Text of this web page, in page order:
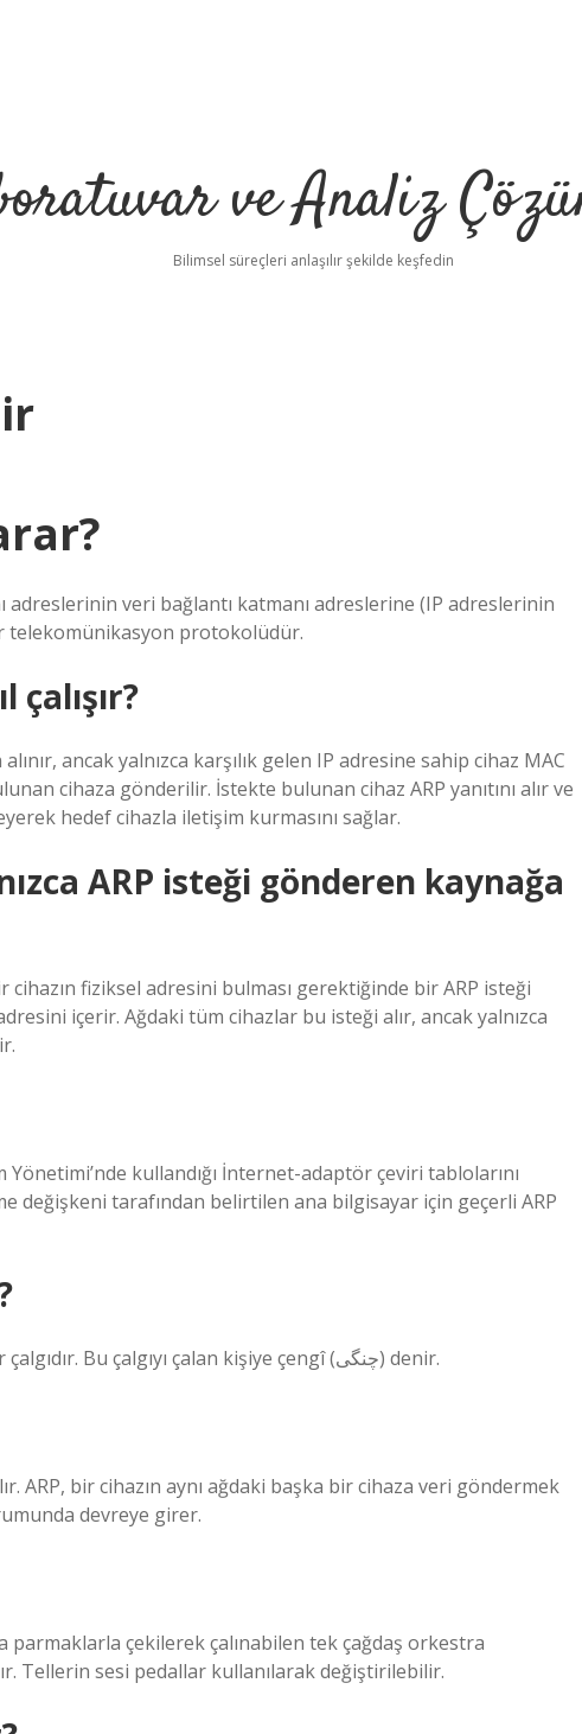
ve Analiz
Bilimsel süreçleri anlaşılır şekilde keşfedin
adreslerinin veri bağlantı katmanı adreslerine (IP adreslerinin
telekomünikasyon protokolüdür.
ancak yalnızca karşılık gelen IP adresine sahip cihaz MAC
cihaza gönderilir. İstekte bulunan cihaz ARP yanıtını alır ve
hedef cihazla iletişim kurmasını sağlar.
ARP isteği gönderen kaynağa
cihazın fiziksel adresini bulması gerektiğinde bir ARP isteği
içerir. Ağdaki tüm cihazlar bu isteği alır, ancak yalnızca
kullandığı İnternet-adaptör çeviri tablolarını
tarafından belirtilen ana bilgisayar için geçerli ARP
Çeng (Farsça: ﭼﻨﮓ; çeng), arp ailesinden telli bir çalgıdır. Bu çalgıyı çalan kişiye çengî (ﭼﻨﮕﻰ) denir.
ARP, bir cihazın aynı ağdaki başka bir cihaza veri göndermek
devreye girer.
parmaklarla çekilerek çalınabilen tek çağdaş orkestra
Tellerin sesi pedallar kullanılarak değiştirilebilir.